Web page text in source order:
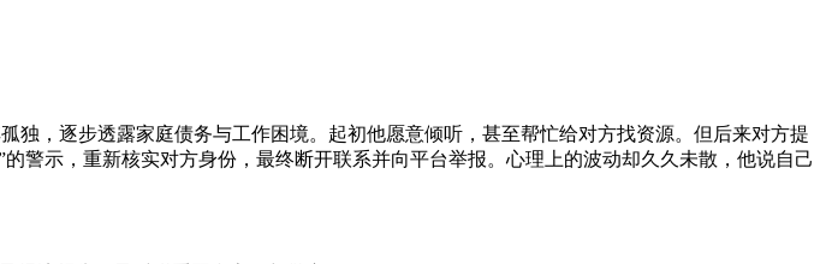
独，逐步透露家庭债务与工作困境。起初他愿意倾听，甚至帮忙给对方找资源。但后来对方提
警示，重新核实对方身份，最终断开联系并向平台举报。心理上的波动却久久未散，他说自己